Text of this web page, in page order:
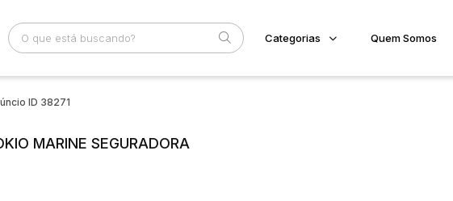
Categoria
Categorias Quem Somos
ID 38271
MARINE SEGURADORA